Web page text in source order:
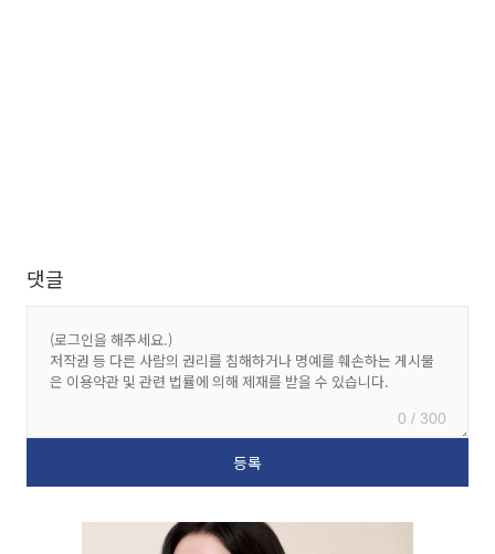
댓글
0 / 300